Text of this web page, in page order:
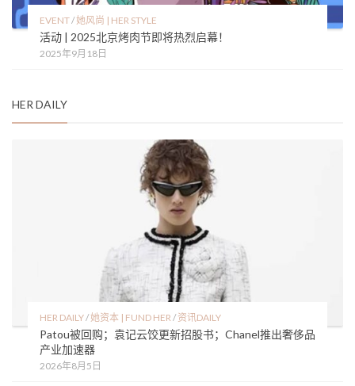
EVENT/她风尚 | HER STYLE
活动 | 2025北京烤肉节即将热烈启幕！
2025年9月18日
HER DAILY
HER DAILY/她资本 | FUND HER/资讯DAILY
Patou被回购；袁记云饺更新招股书；Chanel推出奢侈品
产业加速器
2026年8月5日